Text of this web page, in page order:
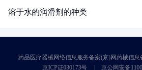
溶于水的润滑剂的种类
药品医疗器械网络信息服务备案(京)网药械信息
京ICP证030173号
京公网安备